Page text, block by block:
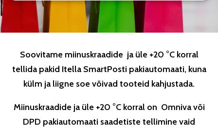
Soovitame miinuskraadide ja üle +20 °C korral
tellida pakid Itella SmartPosti pakiautomaati, kuna
külm ja liigne soe võivad tooteid kahjustada.
Miinuskraadide ja üle +20 °C korral on Omniva või
DPD pakiautomaati saadetiste tellimine vaid